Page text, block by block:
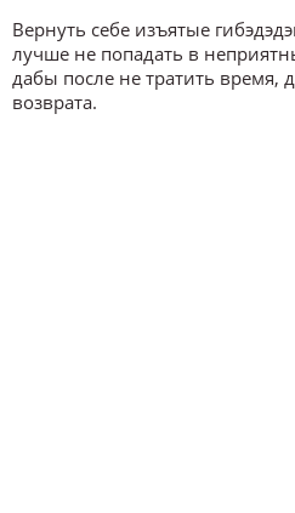
Вернуть себе изъятые
лучше не попадать в
дабы после не тратить время,
возврата.